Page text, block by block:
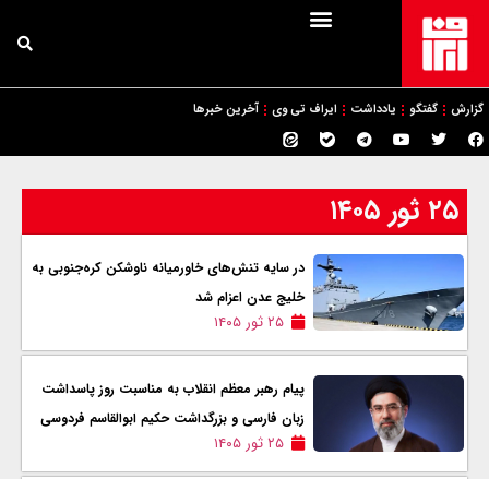
گزارش گفتگو یادداشت ایراف تی وی آخرین خبرها
۲۵ ثور ۱۴۰۵
در سایه تنش‌های خاورمیانه ناوشکن کره‌جنوبی به
خلیج عدن اعزام شد
۲۵ ثور ۱۴۰۵
پیام رهبر معظم انقلاب به مناسبت روز پاسداشت
زبان فارسی و بزرگداشت حکیم ابوالقاسم فردوسی
۲۵ ثور ۱۴۰۵